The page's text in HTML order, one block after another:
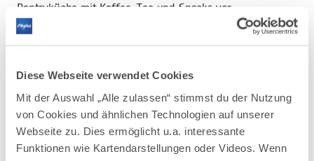
Diese Webseite verwendet Cookies
Mit der Auswahl „Alle zulassen“ stimmst du der Nutzung
von Cookies und ähnlichen Technologien auf unserer
Webseite zu. Dies ermöglicht u.a. interessante
Funktionen wie Kartendarstellungen oder Videos. Wenn
Pantryküche mit Kaffee, Tee und Snacks vor
free
Dieehemalige Schalterhallesoll auch in
Gespräche zwischen den Co-Workern bieten.
Durch die Modernisierung und Ausstattung
des Gebäudes, sind geschlossene Büros,
offene Arbeitsplätze sowie ein